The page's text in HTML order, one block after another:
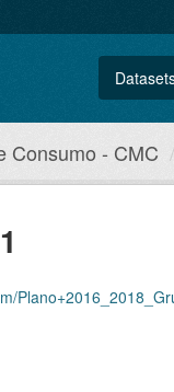
Consumo - CMC